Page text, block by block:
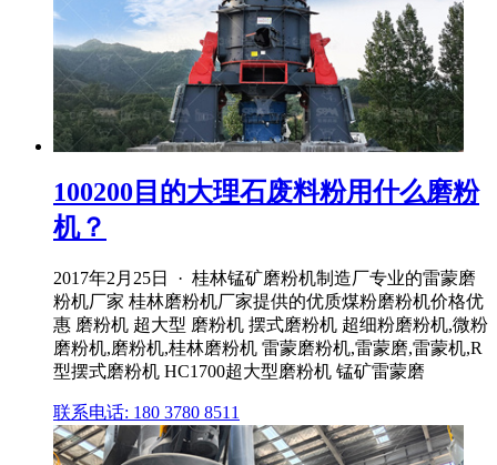
100200目的大理石废料粉用什么磨粉
机？
2017年2月25日 · 桂林锰矿磨粉机制造厂专业的雷蒙磨
粉机厂家 桂林磨粉机厂家提供的优质煤粉磨粉机价格优
惠 磨粉机 超大型 磨粉机 摆式磨粉机 超细粉磨粉机,微粉
磨粉机,磨粉机,桂林磨粉机 雷蒙磨粉机,雷蒙磨,雷蒙机,R
型摆式磨粉机 HC1700超大型磨粉机 锰矿雷蒙磨
联系电话: 180 3780 8511